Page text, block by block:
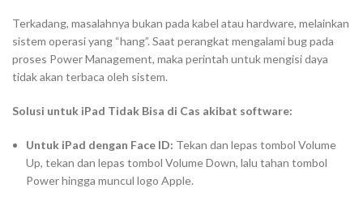
Terkadang, masalahnya bukan pada kabel atau hardware, melainkan
sistem operasi yang “hang”. Saat perangkat mengalamibugpada
proses Power Management, maka perintah untuk mengisi daya
tidak akan terbaca oleh sistem.
Solusi untuk iPad Tidak Bisa di Cas akibat software:
Untuk iPad dengan Face ID: Tekan dan lepas tombol Volume
Up, tekan dan lepas tombol Volume Down, lalu tahan tombol
Power hingga muncul logo Apple.